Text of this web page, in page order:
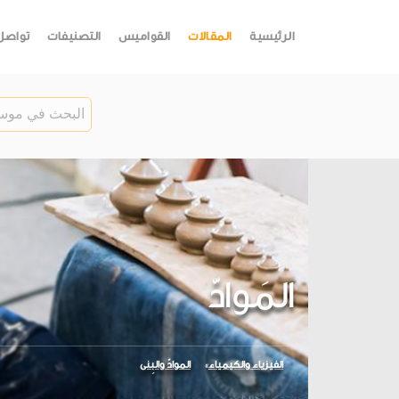
الرئيسية المقالات القواميس التصنيفات
المَوادّ
الفيزياء والكيمياء الموادّ والبِنى